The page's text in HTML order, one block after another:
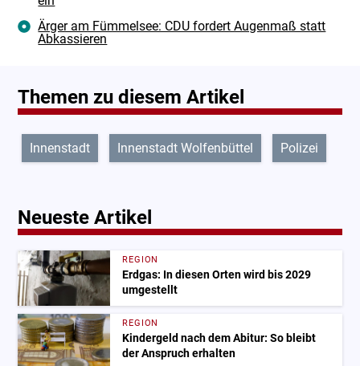
Ärger am Fümmelsee: CDU fordert Augenmaß statt
Abkassieren
Themen zu diesem Artikel
Innenstadt Innenstadt Wolfenbüttel Polizei
Neueste Artikel
REGION
Erdgas: In diesen Orten wird bis 2029
umgestellt
REGION
Kindergeld nach dem Abitur: So bleibt
der Anspruch erhalten